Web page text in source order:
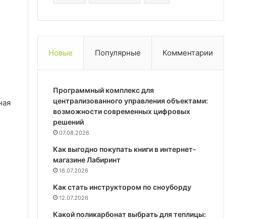
Новые Популярные Комментарии
Программный комплекс для
централизованного управления объектами:
возможности современных цифровых
решений
07.08.2026
Как выгодно покупать книги в интернет-
магазине Лабиринт
16.07.2026
Как стать инструктором по сноуборду
12.07.2026
Какой поликарбонат выбрать для теплицы: